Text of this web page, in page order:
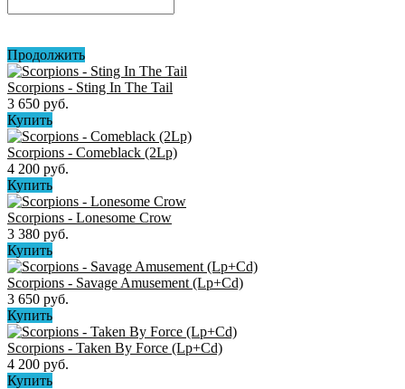
Продолжить
Scorpions - Sting In The Tail
3 650 руб.
Купить
Scorpions - Comeblack (2Lp)
4 200 руб.
Купить
Scorpions - Lonesome Crow
3 380 руб.
Купить
Scorpions - Savage Amusement (Lp+Cd)
3 650 руб.
Купить
Scorpions - Taken By Force (Lp+Cd)
4 200 руб.
Купить